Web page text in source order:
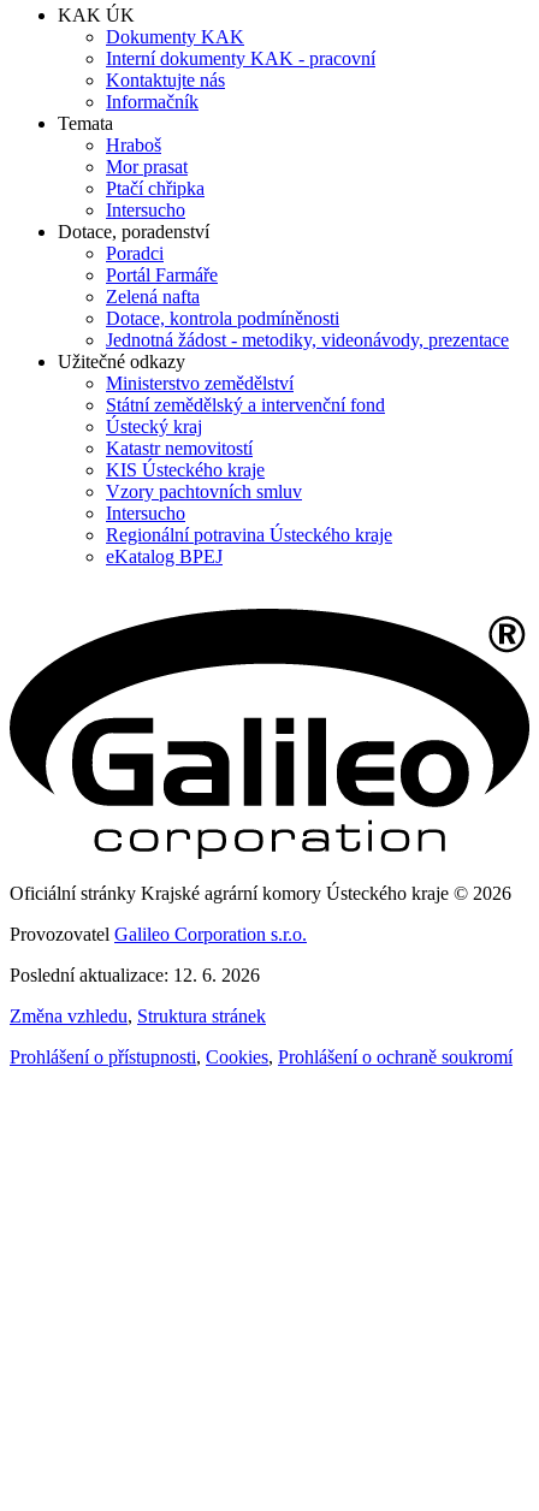
KAK ÚK
Dokumenty KAK
Interní dokumenty KAK - pracovní
Kontaktujte nás
Informačník
Temata
Hraboš
Mor prasat
Ptačí chřipka
Intersucho
Dotace, poradenství
Poradci
Portál Farmáře
Zelená nafta
Dotace, kontrola podmíněnosti
Jednotná žádost - metodiky, videonávody, prezentace
Užitečné odkazy
Ministerstvo zemědělství
Státní zemědělský a intervenční fond
Ústecký kraj
Katastr nemovitostí
KIS Ústeckého kraje
Vzory pachtovních smluv
Intersucho
Regionální potravina Ústeckého kraje
eKatalog BPEJ
Oficiální stránky Krajské agrární komory Ústeckého kraje © 2026
Provozovatel Galileo Corporation s.r.o.
Poslední aktualizace: 12. 6. 2026
Změna vzhledu, Struktura stránek
Prohlášení o přístupnosti, Cookies, Prohlášení o ochraně soukromí